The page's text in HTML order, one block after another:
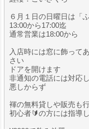
６月１日の日曜日は「
13:00から17:00迄
通常営業は18:00から
入店時には窓に飾って
さい
ドアを開けます
非通知の電話には対応
悪しからず
褌の無料貸しや販売も
初心者🔰の方には指導